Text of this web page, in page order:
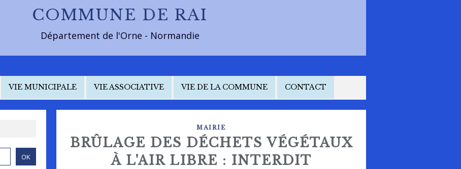
COMMUNE DE RAI
Département de l'Orne - Normandie
VIE MUNICIPALE VIE ASSOCIATIVE VIE DE LA COMMUNE CONTACT
MAIRIE
BRÛLAGE DES DÉCHETS VÉGÉTAUX
À L'AIR LIBRE : INTERDIT